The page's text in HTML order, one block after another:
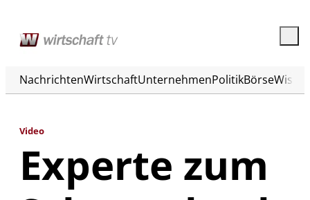
NachrichtenWirtschaftUnternehmenPolitikBörse
Video
Experte zum